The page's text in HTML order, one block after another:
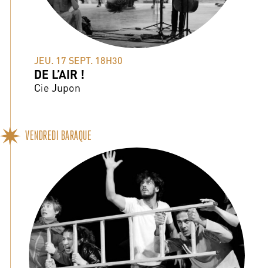
JEU. 17 SEPT. 18H30
DE L’AIR !
Cie Jupon
VENDREDI BARAQUE